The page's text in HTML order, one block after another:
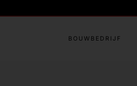
BOUWBEDRIJF